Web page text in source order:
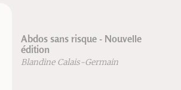
Abdos sans risque - Nouvelle
édition
Blandine Calais-Germain